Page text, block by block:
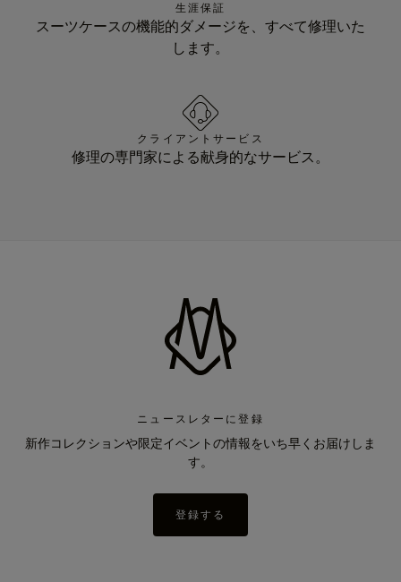
生涯保証
スーツケースの機能的ダメージを、すべて修理いた
します。
クライアントサービス
修理の専門家による献身的なサービス。
ニュースレターに登録
新作コレクションや限定イベントの情報をいち早くお届けしま
す。
登録する